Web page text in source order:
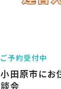
ご予約受付中
小田原市にお
談会